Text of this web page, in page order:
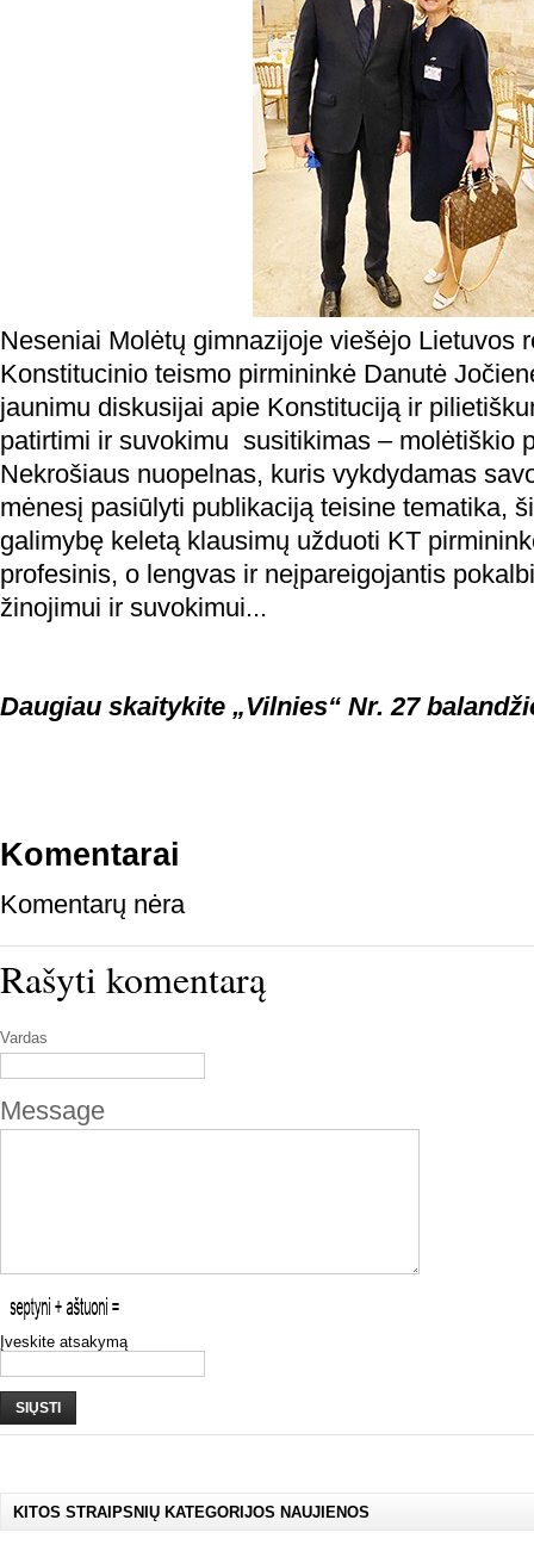
Neseniai Molėtų gimnazijoje viešėjo Lietuvos
Konstitucinio teismo pirmininkė Danutė
jaunimu diskusijai apie Konstituciją ir
patirtimi ir suvokimu susitikimas – molėtiškio
Nekrošiaus nuopelnas, kuris vykdydamas
mėnesį pasiūlyti publikaciją teisine tematika,
galimybę keletą klausimų užduoti KT
profesinis, o lengvas ir neįpareigojantis
žinojimui ir suvokimui...
Daugiau skaitykite „Vilnies“ Nr. 27
Komentarai
Komentarų nėra
Rašyti komentarą
Vardas
Message
Įveskite atsakymą
SIŲSTI
KITOS STRAIPSNIŲ KATEGORIJOS NAUJIENOS